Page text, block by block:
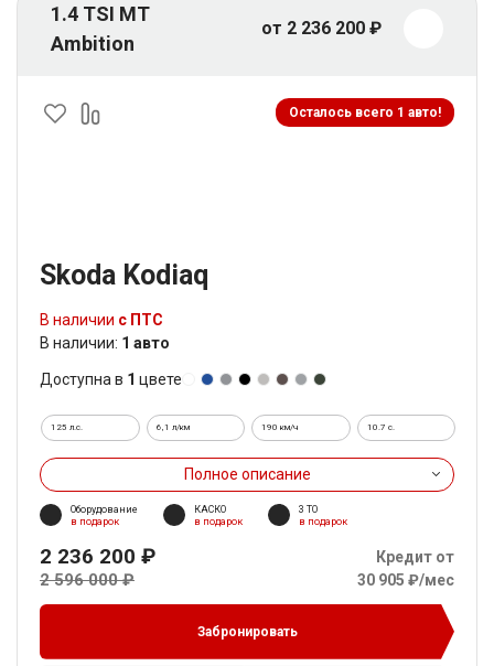
1.4 TSI MT
Ambition
от 2 236 200 ₽
Осталось всего 1 авто!
Skoda Kodiaq
В наличии с ПТС
В наличии: 1 авто
Доступна в 1 цвете
125 л.с. 6,1 л/км 190 км/ч 10.7 c.
Полное описание
Оборудование
в подарок
КАСКО
в подарок
3 ТО
в подарок
2 236 200 ₽
2 596 000 ₽
Кредит от
30 905 ₽/мес
Забронировать